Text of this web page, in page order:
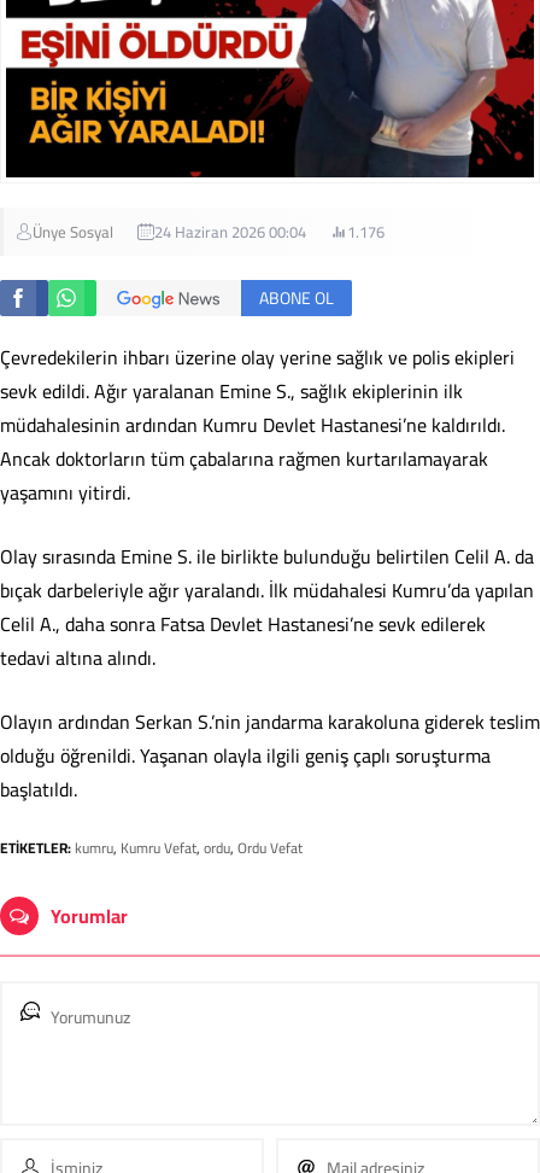
Ünye Sosyal 24 Haziran 2026 00:04 1.176
ABONE OL
Çevredekilerin ihbarı üzerine olay yerine sağlık ve polis ekipleri
sevk edildi. Ağır yaralanan Emine S., sağlık ekiplerinin ilk
müdahalesinin ardından Kumru Devlet Hastanesi’ne kaldırıldı.
Ancak doktorların tüm çabalarına rağmen kurtarılamayarak
yaşamını yitirdi.
Olay sırasında Emine S. ile birlikte bulunduğu belirtilen Celil A. da
bıçak darbeleriyle ağır yaralandı. İlk müdahalesi Kumru’da yapılan
Celil A., daha sonra Fatsa Devlet Hastanesi’ne sevk edilerek
tedavi altına alındı.
Olayın ardından Serkan S.’nin jandarma karakoluna giderek teslim
olduğu öğrenildi. Yaşanan olayla ilgili geniş çaplı soruşturma
başlatıldı.
ETİKETLER:kumru, Kumru Vefat,ordu,Ordu Vefat
Yorumlar